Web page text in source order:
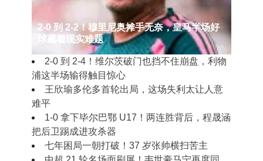
2‑0 到 2‑2！穆里尼奥摊手无奈，皇马半场好
球藏着现实难题
2‑0 到 2‑4！维尔茨破门也挡不住崩盘，利物
浦这半场输得触目惊心
王欣瑜多伦多首轮出局，这场失利太让人意
难平
1‑0 拿下毕尔巴鄂 U17！两连胜背后，程晟涵
把后卫踢成进攻杀器
七年困局一朝打破！37 岁张帅横扫苦主